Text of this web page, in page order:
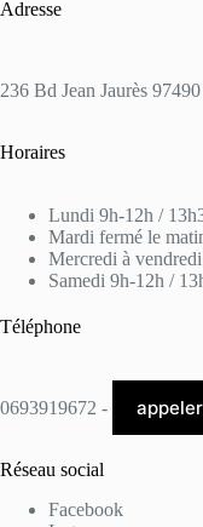
Adresse
236 Bd Jean Jaurès
Horaires
Lundi 9h-12h /
Mardi fermé le
Mercredi à
Samedi 9h-12h /
Téléphone
0693919672 - appeler
Réseau social
Facebook